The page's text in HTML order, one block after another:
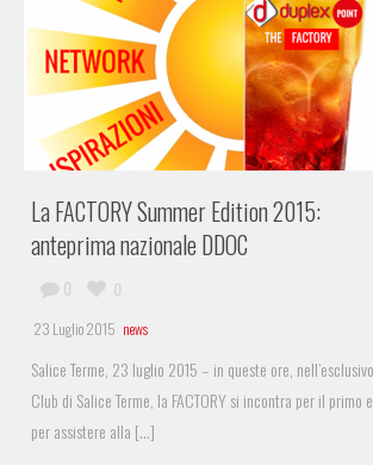
La FACTORY Summer Edition 2015:
anteprima nazionale DDOC
0
0
23 Luglio 2015 news
Salice Terme, 23 luglio 2015 – in queste ore,
Club di Salice Terme, la FACTORY si incontra per il primo
per assistere alla [...]